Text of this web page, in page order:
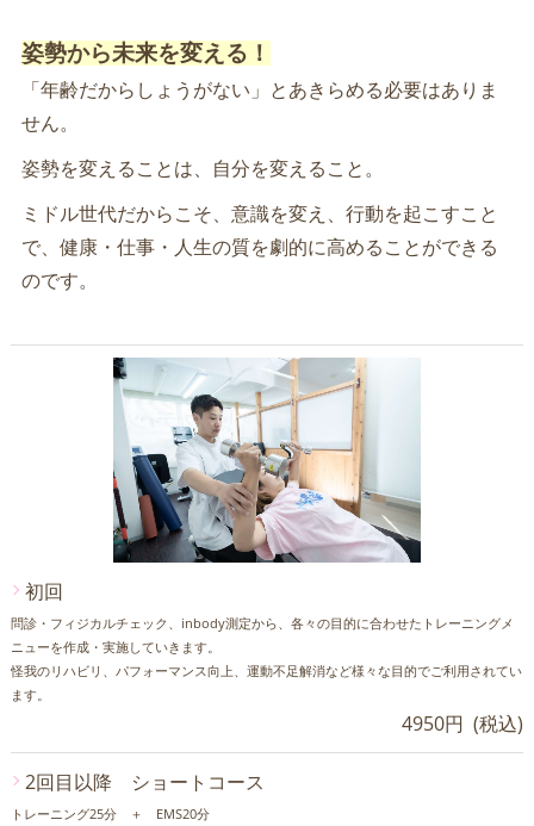
姿勢から未来を変える！
「年齢だからしょうがない」とあきらめる必要はありま
せん。
姿勢を変えることは、自分を変えること。
ミドル世代だからこそ、意識を変え、行動を起こすこと
で、健康・仕事・人生の質を劇的に高めることができる
のです。
初回
問診・フィジカルチェック、inbody測定から、各々の目的に合わせたトレーニングメ
ニューを作成・実施していきます。
怪我のリハビリ、パフォーマンス向上、運動不足解消など様々な目的でご利用されてい
ます。
4950円 (税込)
2回目以降 ショートコース
トレーニング25分 ＋ EMS20分